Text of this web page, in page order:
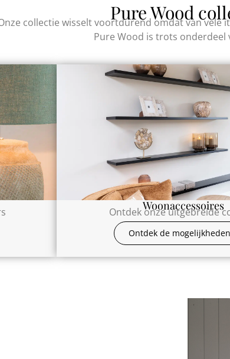
Pure Wood
collectie wisselt voortdurend omdat van vele
Pure Wood is trots onderdeel
Woonaccessoires
Ontdek onze uitgebreide
Ontdek de mogelijkheden